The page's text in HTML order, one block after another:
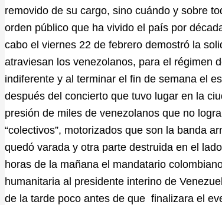
removido de su cargo, sino cuándo y sobre
orden público que ha vivido el país por
cabo el viernes 22 de febrero demostró la
atraviesan los venezolanos, para el régimen
indiferente y al terminar el fin de semana el
después del concierto que tuvo lugar en la
presión de miles de venezolanos que no
“colectivos”, motorizados que son la banda
quedó varada y otra parte destruida en el
horas de la mañana el mandatario
humanitaria al presidente interino de
de la tarde poco antes de que finalizara el